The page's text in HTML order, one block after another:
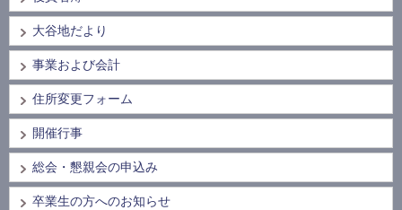
大谷地だより
事業および会計
住所変更フォーム
開催行事
総会・懇親会の申込み
卒業生の方へのお知らせ